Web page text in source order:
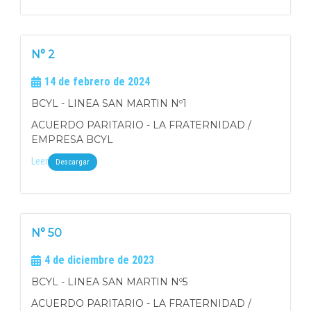
N° 2
14 de febrero de 2024
BCYL - LINEA SAN MARTIN Nº1
ACUERDO PARITARIO - LA FRATERNIDAD /
EMPRESA BCYL
Leer Descargar
N° 50
4 de diciembre de 2023
BCYL - LINEA SAN MARTIN Nº5
ACUERDO PARITARIO - LA FRATERNIDAD /